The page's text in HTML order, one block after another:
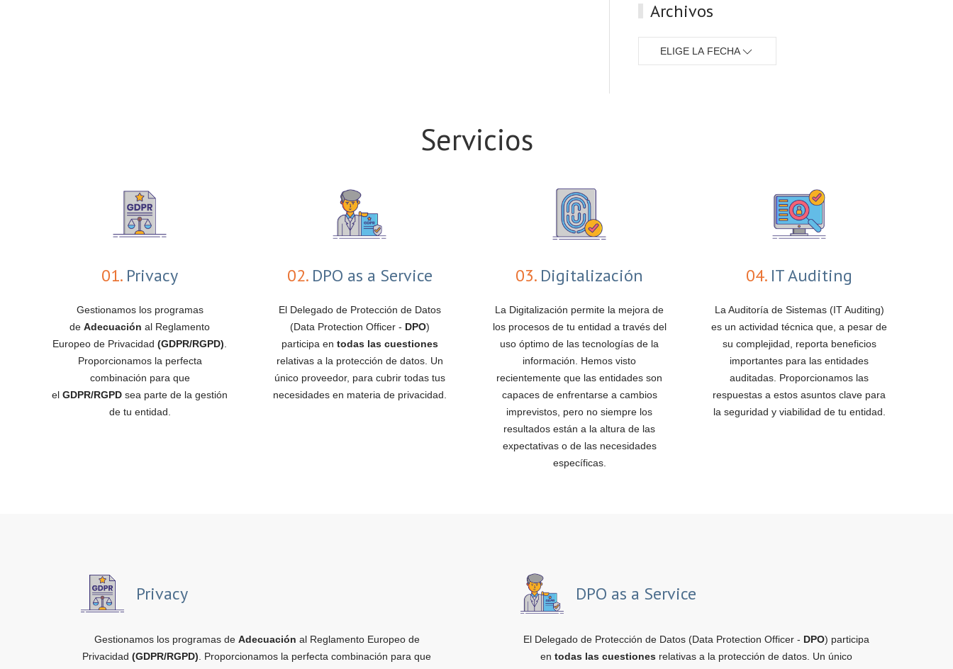
Archivos
ELIGE LA FECHA
Servicios
01.Privacy
Gestionamos los programas
de Adecuación al Reglamento
Europeo de Privacidad (GDPR/RGPD)
Proporcionamos la perfecta
combinación para que
el GDPR/RGPD sea parte de la gestión
de tu entidad.
02.DPO as a Service
El Delegado de Protección de Datos
(Data Protection Officer - DPO)
participa en todas las cuestiones
relativas a la protección de datos. Un
único proveedor, para cubrir todas tus
necesidades en materia de privacidad.
03.Digitalización
La Digitalización permite la mejora de
los procesos de tu entidad a través del
uso óptimo de las tecnologías de la
información. Hemos visto
recientemente que las entidades son
capaces de enfrentarse a cambios
imprevistos, pero no siempre los
resultados están a la altura de las
expectativas o de las necesidades
específicas.
04.IT Auditing
La Auditoría de Sistemas (IT Auditing)
es un actividad técnica que, a pesar de
su complejidad, reporta beneficios
importantes para las entidades
auditadas. Proporcionamos las
respuestas a estos asuntos clave para
la seguridad y viabilidad de tu entidad.
Privacy
Gestionamos los programas de Adecuación al Reglamento Europeo de
Privacidad (GDPR/RGPD) . Proporcionamos la perfecta combinación para que
DPO as a Service
El Delegado de Protección de Datos (Data Protection Officer - DPO) participa
en todas las cuestiones relativas a la protección de datos. Un único